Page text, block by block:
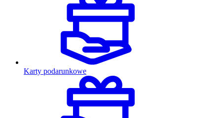
Karty podarunkowe